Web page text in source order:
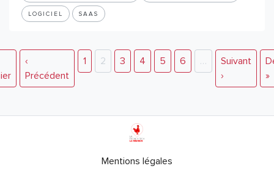
LOGICIEL SAAS
‹
Précédent
1 2 3 4 5 6 …
Suivant
›
»
Mentions légales